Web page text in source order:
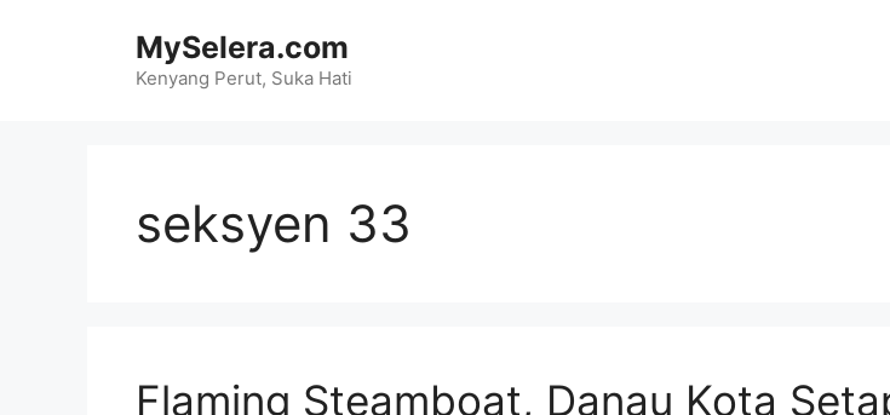
MySelera.com
Kenyang Perut, Suka Hati
seksyen 33
Flaming Steamboat, Danau Kota